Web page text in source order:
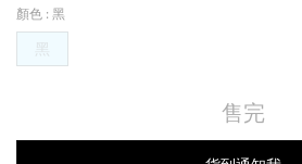
顏色 : 黑
黑
售完